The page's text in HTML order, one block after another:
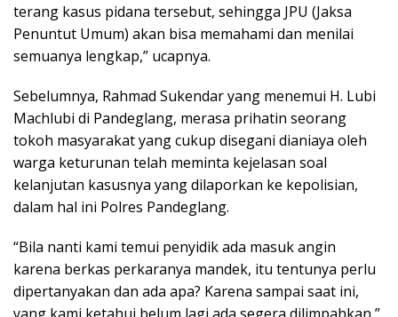
terang kasus pidana tersebut, sehingga JPU (Jaksa
Penuntut Umum) akan bisa memahami dan menilai
semuanya lengkap,” ucapnya.
Sebelumnya, Rahmad Sukendar yang menemui H. Lubi
Machlubi di Pandeglang, merasa prihatin seorang
tokoh masyarakat yang cukup disegani dianiaya oleh
warga keturunan telah meminta kejelasan soal
kelanjutan kasusnya yang dilaporkan ke kepolisian,
dalam hal ini Polres Pandeglang.
“Bila nanti kami temui penyidik ada masuk angin
karena berkas perkaranya mandek, itu tentunya perlu
dipertanyakan dan ada apa? Karena sampai saat ini,